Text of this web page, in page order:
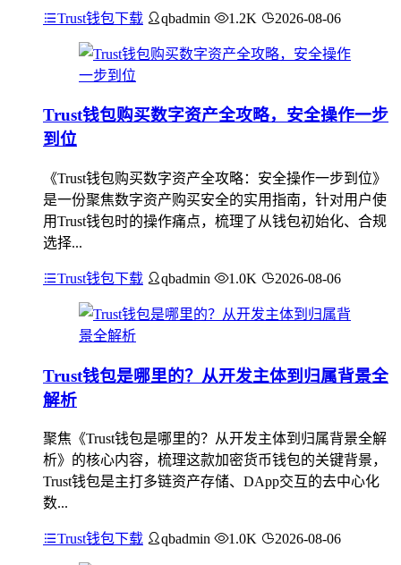
Trust钱包下载 qbadmin 1.2K 2026-08-06
Trust钱包购买数字资产全攻略，安全操作一步
到位
《Trust钱包购买数字资产全攻略：安全操作一步到位》
是一份聚焦数字资产购买安全的实用指南，针对用户使
用Trust钱包时的操作痛点，梳理了从钱包初始化、合规
选择...
Trust钱包下载 qbadmin 1.0K 2026-08-06
Trust钱包是哪里的？从开发主体到归属背景全
解析
聚焦《Trust钱包是哪里的？从开发主体到归属背景全解
析》的核心内容，梳理这款加密货币钱包的关键背景，
Trust钱包是主打多链资产存储、DApp交互的去中心化
数...
Trust钱包下载 qbadmin 1.0K 2026-08-06